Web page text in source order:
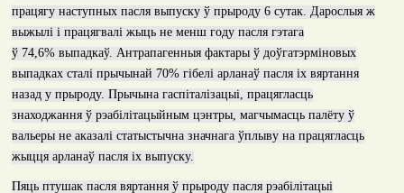
працягу наступных пасля выпуску ў прыроду 6 сутак. Дарослыя ж
выжылі і працягвалі жыць не менш году пасля гэтага
ў74, 6% выпадкаў. Антрапагенныя фактары ў доўгатэрміновых
выпадках сталі прычынай 70% гібелі арланаў пасля іх вяртання
назад у прыроду. Прычына гаспіталізацыі, працягласць
знаходжання ў рэабілітацыйным цэнтры, магчымасць палёту ў
вальеры не аказалі статыстычна значнага ўплыву на працягласць
жыцця арланаў пасля іх выпуску.
Пяць птушак пасля вяртання ў прыроду пасля рэабілітацыі